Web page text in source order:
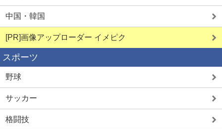
中国・韓国
[PR]画像アップローダー イメピク
スポーツ
野球
サッカー
格闘技